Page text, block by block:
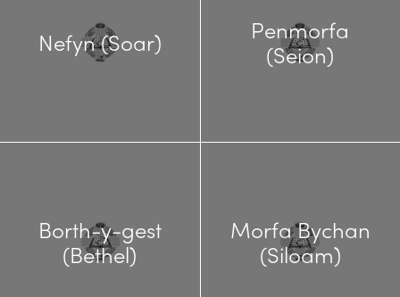
Nefyn (Soar)
Penmorfa
(Seion)
Borth-y-gest
(Bethel)
Morfa Bychan
(Siloam)